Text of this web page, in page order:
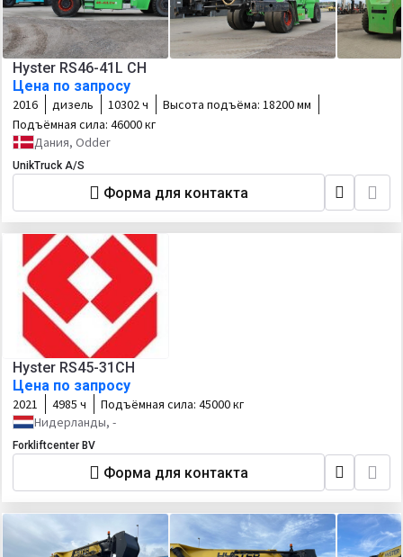
Hyster RS46-41L CH
Цена по запросу
2016 дизель 10302 ч Высота подъёма: 18200 мм
Подъёмная сила: 46000 кг
Дания, Odder
UnikTruck A/S
Форма для контакта
Hyster RS45-31CH
Цена по запросу
2021 4985 ч Подъёмная сила: 45000 кг
Нидерланды, -
Forkliftcenter BV
Форма для контакта